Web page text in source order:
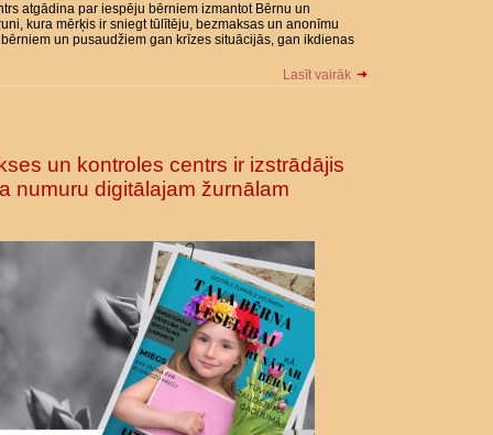
atgādina par iespēju bērniem izmantot Bērnu un
kura mērķis ir sniegt tūlītēju, bezmaksas un anonīmu
un pusaudžiem gan krīzes situācijās, gan ikdienas
Lasīt vairāk
un kontroles centrs ir izstrādājis
numuru digitālajam žurnālam